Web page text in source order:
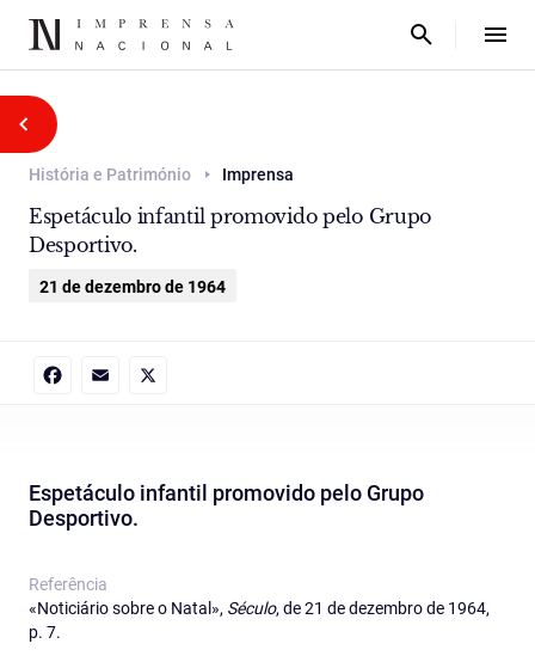
História e Património Imprensa
Espetáculo infantil promovido pelo Grupo
Desportivo.
21 de dezembro de 1964
Espetáculo infantil promovido pelo Grupo
Desportivo.
Referência
«Noticiário sobre o Natal», Século, de 21 de dezembro de 1964,
p. 7.